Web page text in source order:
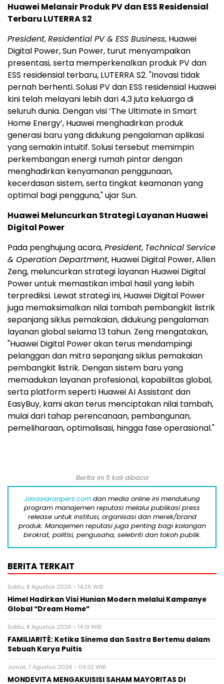
Huawei Melansir Produk PV dan ESS Residensial
Terbaru LUTERRA S2
President,Residential PV & ESS Business, Huawei
Digital Power, Sun Power, turut menyampaikan
presentasi, serta memperkenalkan produk PV dan
ESS residensial terbaru, LUTERRA S2. "Inovasi tidak
pernah berhenti. Solusi PV dan ESS residensial Huawei
kini telah melayani lebih dari 4,3 juta keluarga di
seluruh dunia. Dengan visi ‘The Ultimate in Smart
Home Energy’, Huawei menghadirkan produk
generasi baru yang didukung pengalaman aplikasi
yang semakin intuitif. Solusi tersebut memimpin
perkembangan energi rumah pintar dengan
menghadirkan kenyamanan penggunaan,
kecerdasan sistem, serta tingkat keamanan yang
optimal bagi pengguna," ujar Sun.
Huawei Meluncurkan Strategi Layanan Huawei
Digital Power
Pada penghujung acara,President, Technical Service
& Operation Department, Huawei Digital Power, Allen
Zeng, meluncurkan strategi layanan Huawei Digital
Power untuk memastikan imbal hasil yang lebih
terprediksi. Lewat strategi ini, Huawei Digital Power
juga memaksimalkan nilai tambah pembangkit listrik
sepanjang siklus pemakaian, didukung pengalaman
layanan global selama 13 tahun. Zeng mengatakan,
"Huawei Digital Power akan terus mendampingi
pelanggan dan mitra sepanjang siklus pemakaian
pembangkit listrik. Dengan sistem baru yang
memadukan layanan profesional, kapabilitas global,
serta platform seperti Huawei AI Assistant dan
EasyBuy, kami akan terus menciptakan nilai tambah,
mulai dari tahap perencanaan, pembangunan,
pemeliharaan, optimalisasi, hingga fase operasional."
Berita ini 5 kali dibaca
Jasasiaranpers.com dan media online ini mendukung
program manajemen reputasi melalui publikasi press
release untuk institusi, organisasi dan merek/brand
produk. Manajemen reputasi juga penting bagi kalangan
birokrat, politisi, pengusaha, selebriti dan tokoh publik.
BERITA TERKAIT
Sabtu, 8 Agustus 2026 - 14:26 WIB
Himel Hadirkan Visi Hunian Modern melalui Kampanye
Global “Dream Home”
Sabtu, 8 Agustus 2026 - 14:19 WIB
FAMILIARITÉ: Ketika Sinema dan Sastra Bertemu dalam
Sebuah Karya Puitis
Jumat, 7 Agustus 2026 - 09:32 WIB
MONDEVITA MENGAKUISISI SAHAM MAYORITAS DI